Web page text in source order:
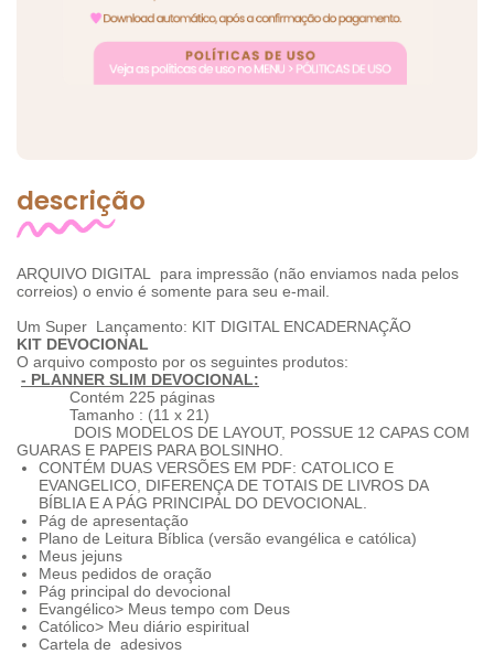
descrição
ARQUIVO DIGITAL para impressão (não enviamos nada pelos
correios) o envio é somente para seu e-mail.
Um Super Lançamento: KIT DIGITAL ENCADERNAÇÃO
KIT DEVOCIONAL
O arquivo composto por os seguintes produtos:
- PLANNER SLIM DEVOCIONAL:
Contém 225 páginas
Tamanho : (11 x 21)
DOIS MODELOS DE LAYOUT, POSSUE 12 CAPAS COM
GUARAS E PAPEIS PARA BOLSINHO.
CONTÉM DUAS VERSÕES EM PDF: CATOLICO E
EVANGELICO, DIFERENÇA DE TOTAIS DE LIVROS DA
BÍBLIA E A PÁG PRINCIPAL DO DEVOCIONAL.
Pág de apresentação
Plano de Leitura Bíblica (versão evangélica e católica)
Meus jejuns
Meus pedidos de oração
Pág principal do devocional
Evangélico> Meus tempo com Deus
Católico> Meu diário espiritual
Cartela de adesivos